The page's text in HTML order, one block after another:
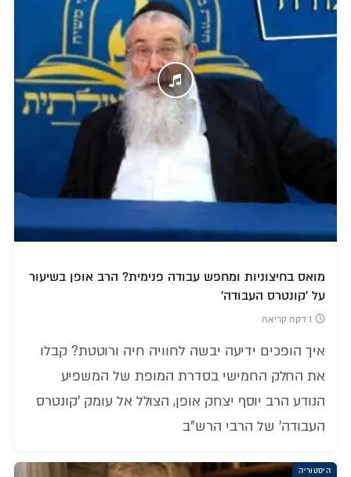
מואס בחיצוניות ומחפש עבודה פנימית? הרב אופן בשיעור
על 'קונטרס העבודה'
1 דקה קריאה
איך הופכים ידיעה יבשה לחוויה חיה ורוטטת? קבלו
את החלק החמישי בסדרת המופת של המשפיע
הנודע הרב יוסף יצחק אופן, הצולל אל עומק 'קונטרס
העבודה' של הרבי הרש"ב
היסטוריה